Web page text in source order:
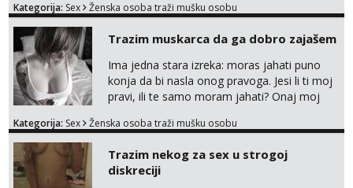
trazim puno samo malo njeznosti i
poljupce po tijelu koji me jako
pale,obozavam kad muskarac preuzme
kontrolu . javi se :) Klikni na link ispod i nadji
me tamo, cekam te!
Kategorija: Sex Ženska osoba traži mušku osobu
Trazim muskarca da ga dobro zajašem
Ima jedna stara izreka: moras jahati puno
konja da bi nasla onog pravoga. Jesi li ti moj
pravi, ili te samo moram jahati? Onaj moj
na sexdater link i javi mi se tamo....
Kategorija: Sex Ženska osoba traži mušku osobu
Trazim nekog za sex u strogoj
diskreciji